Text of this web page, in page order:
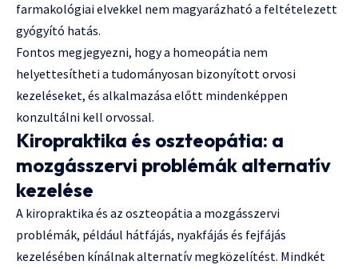
farmakológiai elvekkel nem magyarázható a feltételezett
gyógyító hatás.
Fontos megjegyezni, hogy a homeopátia nem
helyettesítheti a tudományosan bizonyított orvosi
kezeléseket, és alkalmazása előtt mindenképpen
konzultálni kell orvossal.
Kiropraktika és oszteopátia: a
mozgásszervi problémák alternatív
kezelése
A kiropraktika és az oszteopátia a mozgásszervi
problémák, például hátfájás, nyakfájás és fejfájás
kezelésében kínálnak alternatív megközelítést. Mindkét